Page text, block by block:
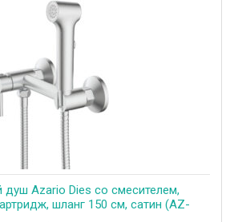
душ Azario Dies со смесителем,
шланг 150 см, сатин (AZ-